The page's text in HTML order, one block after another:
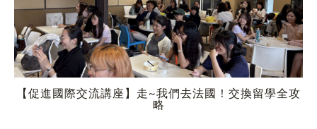
【促進國際交流講座】走~我們去法國！交換留學全攻
略